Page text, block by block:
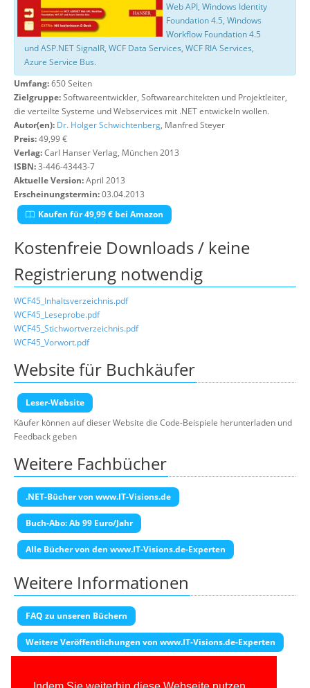
Web API, Windows Identity
Foundation 4.5, Windows
Workflow Foundation 4.5
und ASP.NET SignalR, WCF Data Services, WCF RIA Services,
Azure Service Bus.
Umfang:650 Seiten
Zielgruppe:Softwareentwickler, Softwarearchitekten und Projektleiter,
die verteilte Systeme und Webservices mit .NET entwickeln wollen.
Autor(en): Dr. Holger Schwichtenberg, Manfred Steyer
Preis:49,99 €
Verlag:Carl Hanser Verlag, München 2013
ISBN:3-446-43443-7
Aktuelle Version:April 2013
Erscheinungstermin:03.04.2013
Kaufen für 49,99 € bei Amazon
Kostenfreie Downloads / keine
Registrierung notwendig
WCF45_Inhaltsverzeichnis.pdf
WCF45_Leseprobe.pdf
WCF45_Stichwortverzeichnis.pdf
WCF45_Vorwort.pdf
Website für Buchkäufer
Leser-Website
Käufer können auf dieser Website die Code-Beispiele herunterladen und
Feedback geben
Weitere Fachbücher
.NET-Bücher von www.IT-Visions.de
Buch-Abo: Ab 99 Euro/Jahr
Alle Bücher von den www.IT-Visions.de-Experten
Weitere Informationen
FAQ zu unseren Büchern
Weitere Veröffentlichungen von www.IT-Visions.de-Experten